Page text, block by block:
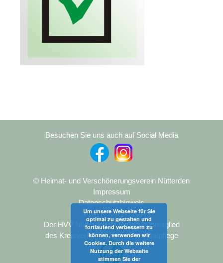
Besuchen Sie uns auch auf Social Media
© Heimat- und Verschönerungsverein Nütterden
Impressum
Datenschutzhinweis
Der HVV Nütterden ist Gründungsmitglied
des Kreisverband Kleve für Heimatpflege
Um unsere Webseite für Sie
optimal zu gestalten und
fortlaufend verbessern zu
können, verwenden wir
Cookies. Durch die weitere
Nutzung der Webseite
stimmen Sie der